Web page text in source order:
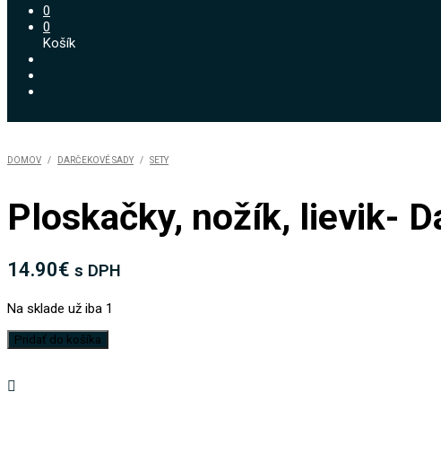
0
0
Košík
DOMOV / DARČEKOVÉ SADY / SETY
Ploskačky, nožík, lievik-
14.90€ s DPH
Na sklade už iba 1
množstvo
lievik-
Pridať do košíka